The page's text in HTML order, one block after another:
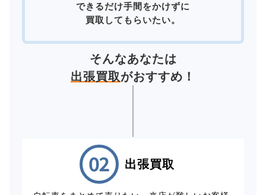
できるだけ手間をかけずに
買取してもらいたい。
そんなあなたは
出張買取がおすすめ！
出張買取